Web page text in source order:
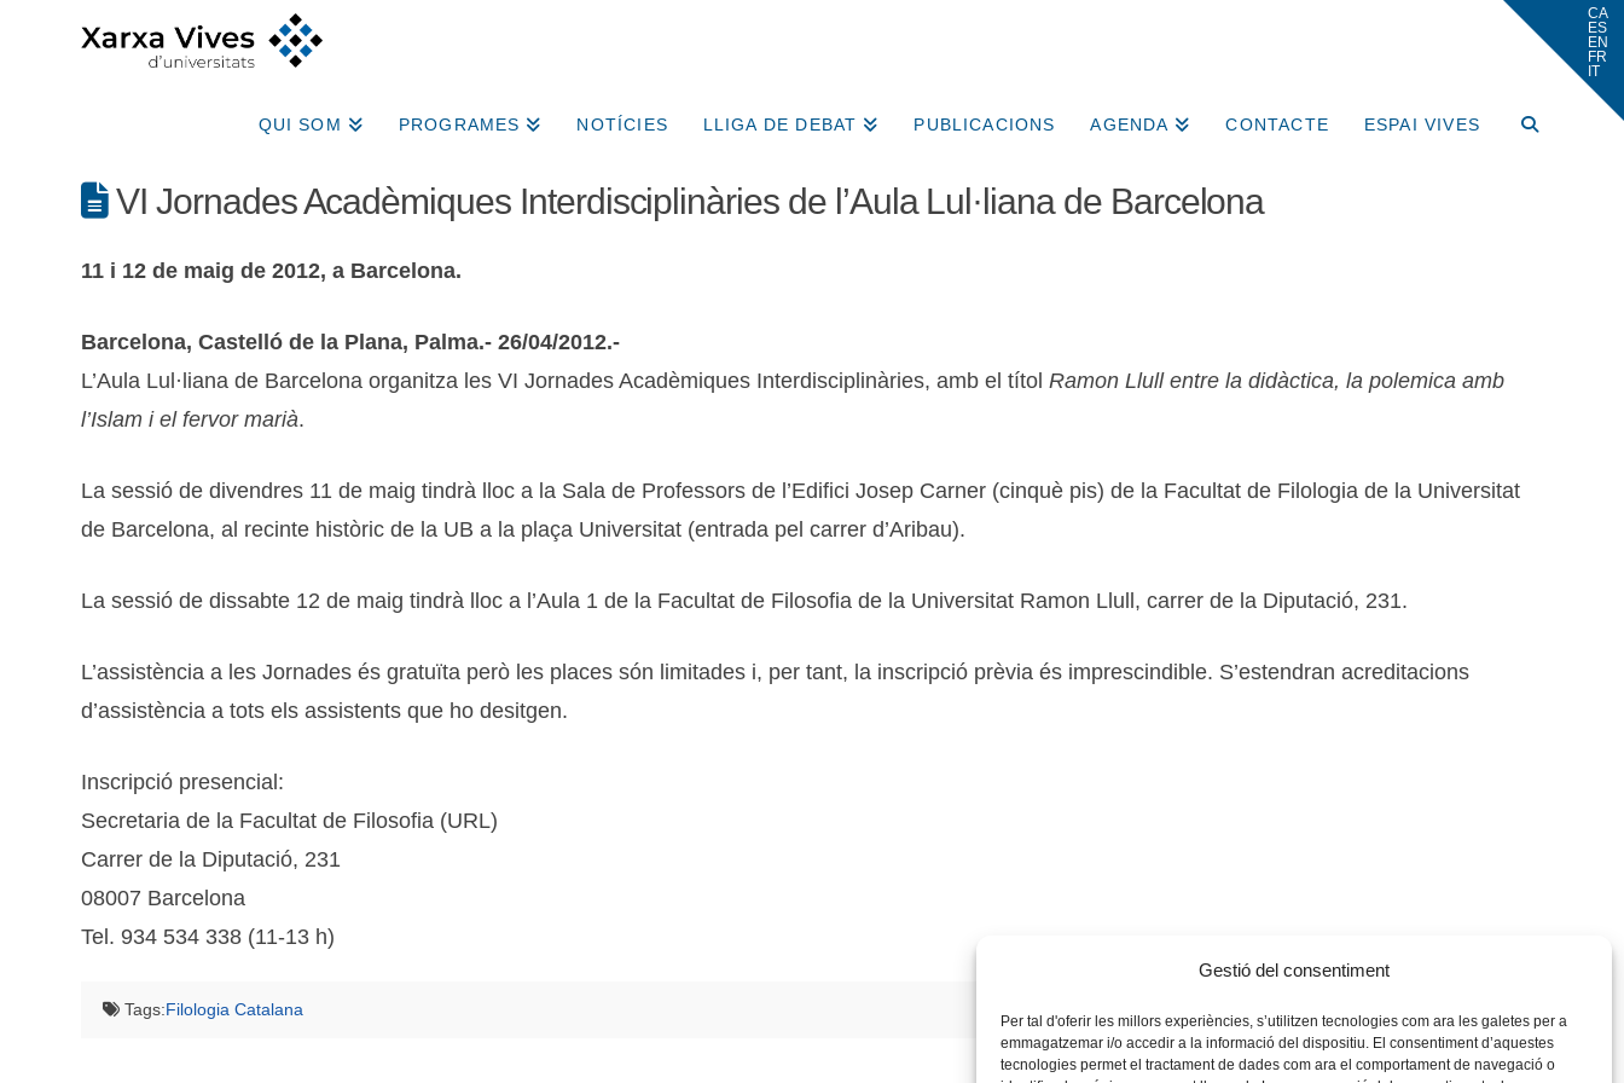
Gestió del consentiment
Per tal d'oferir les millors experiències, s’utilitzen tecnologies com ara les galetes per a
emmagatzemar i/o accedir a la informació del dispositiu. El consentiment d’aquestes
tecnologies permet el tractament de dades com ara el comportament de navegació o
QUI SOM PROGRAMES NOTÍCIES LLIGA DE DEBAT PUBLICACIONS AGENDA CONTACTE ESPAI VIVES
VI Jornades Acadèmiques Interdisciplinàries de l’Aula Lul·liana de Barcelona
11 i 12 de maig de 2012, a Barcelona.
Barcelona, Castelló de la Plana, Palma.- 26/04/2012.-
L’Aula Lul·liana de Barcelona organitza les VI Jornades Acadèmiques Interdisciplinàries, amb el títolRamon Llull entre la didàctica, la polemica amb
l’Islam i el fervor marià.
La sessió de divendres 11 de maig tindrà lloc a la Sala de Professors de l’Edifici Josep Carner (cinquè pis) de la Facultat de Filologia de la Universitat
de Barcelona, al recinte històric de la UB a la plaça Universitat (entrada pel carrer d’Aribau).
La sessió de dissabte 12 de maig tindrà lloc a l’Aula 1 de la Facultat de Filosofia de la Universitat Ramon Llull, carrer de la Diputació, 231.
L’assistència a les Jornades és gratuïta però les places són limitades i, per tant, la inscripció prèvia és imprescindible. S’estendran acreditacions
d’assistència a tots els assistents que ho desitgen.
Inscripció presencial:
Secretaria de la Facultat de Filosofia (URL)
Carrer de la Diputació, 231
08007 Barcelona
Tel. 934 534 338 (11-13 h)
Tags:Filologia Catalana